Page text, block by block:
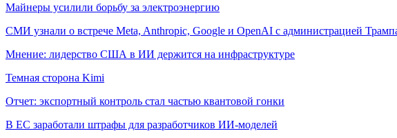
Майнеры усилили борьбу за электроэнергию
СМИ узнали о встрече Meta, Anthropic, Google и OpenAI с администрацией
Мнение: лидерство США в ИИ держится на инфраструктуре
Темная сторона Kimi
Отчет: экспортный контроль стал частью квантовой гонки
В ЕС заработали штрафы для разработчиков ИИ-моделей